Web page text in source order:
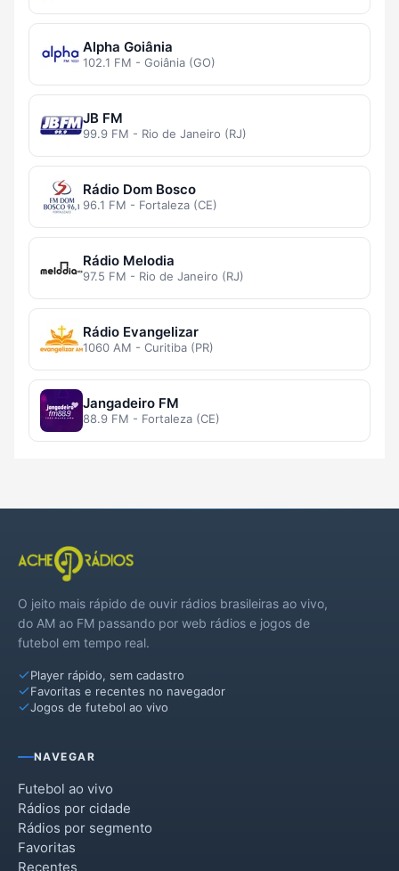
Alpha Goiânia
102.1 FM - Goiânia (GO)
JB FM
99.9 FM - Rio de Janeiro (RJ)
Rádio Dom Bosco
96.1 FM - Fortaleza (CE)
Rádio Melodia
97.5 FM - Rio de Janeiro (RJ)
Rádio Evangelizar
1060 AM - Curitiba (PR)
Jangadeiro FM
88.9 FM - Fortaleza (CE)
O jeito mais rápido de ouvir rádios brasileiras ao vivo,
do AM ao FM passando por web rádios e jogos de
futebol em tempo real.
Player rápido, sem cadastro
Favoritas e recentes no navegador
Jogos de futebol ao vivo
NAVEGAR
Futebol ao vivo
Rádios por cidade
Rádios por segmento
Favoritas
Recentes